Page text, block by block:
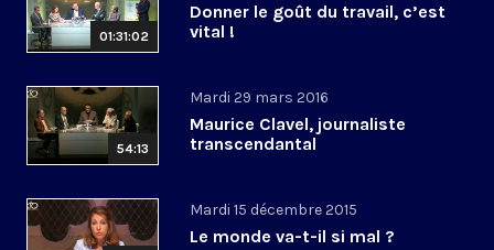
01:31:02
Donner le goût du travail, c’est
vital !
54:13
Mardi 29 mars 2016
Maurice Clavel, journaliste
transcendantal
Mardi 15 décembre 2015
Le monde va-t-il si mal ?